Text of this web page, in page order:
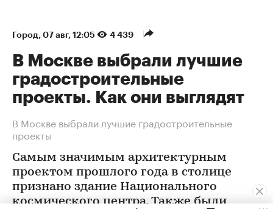
Город 07 авг, 12:05 4 439
В Москве выбрали лучшие
градостроительные
проекты. Как они выглядят
В Москве выбрали лучшие градостроительные
проекты
Самым значимым архитектурным
проектом прошлого года в столице
признано здание Национального
космического центра. Также были